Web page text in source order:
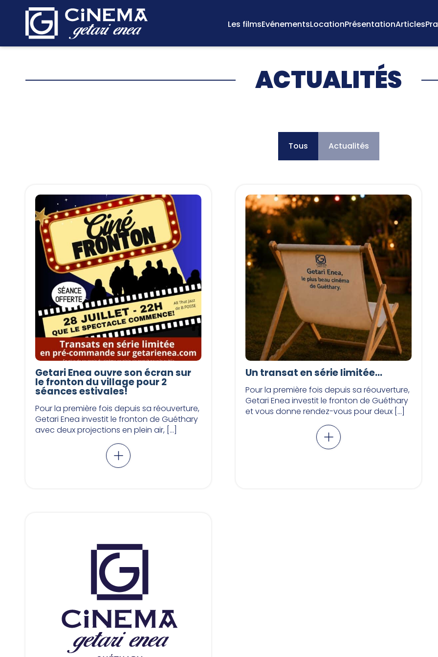
Les filmsEvénementsLocationPrésentationArticles
ACTUALITÉS
Tous Actualités
Getari Enea ouvre son écran sur
le fronton du village pour 2
séances estivales!
Pour la première fois depuis sa réouverture,
Getari Enea investit le fronton de Guéthary
avec deux projections en plein air, […]
Un transat en série limitée…
Pour la première fois depuis sa réouverture,
Getari Enea investit le fronton de Guéthary
et vous donne rendez-vous pour deux […]